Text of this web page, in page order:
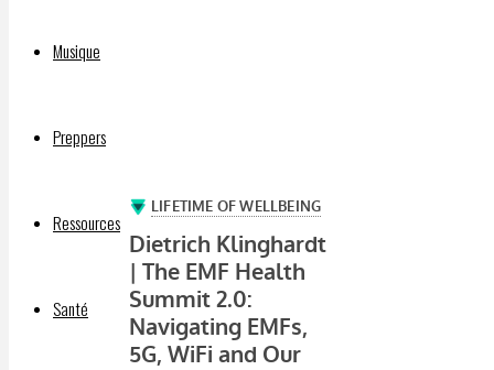
Musique
Preppers
Ressources
Santé